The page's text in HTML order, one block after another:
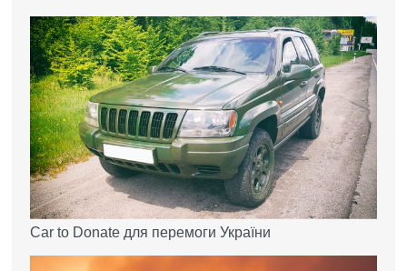
Car to Donate для перемоги України